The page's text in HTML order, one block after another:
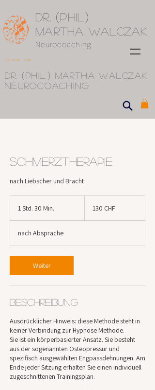
Because I care.
Dr. (Phil )
Martha Walczak
Neurocoaching
Dr. (phil. )
Martha Walczak
Neurocoaching
Schmerztherapie
nach Liebscher und Bracht
1 Std. 30 Min.
d
3
0
Franken
130 CHF
nach Absprache
Weiter
Beschreibung
Ausdrücklicher Hinweis: diese Methode steht in
keiner Verbindung zur Hypnose Methode.
Sie ist ein körperbasierter Ansatz. Sie besteht
aus der sogenannten Osteopressur und
spezifisch ausgewählten Engpassdehnungen. Am
Ende jeder Sitzung erhalten Sie einen individuell
zugeschnittenen Trainingsplan.